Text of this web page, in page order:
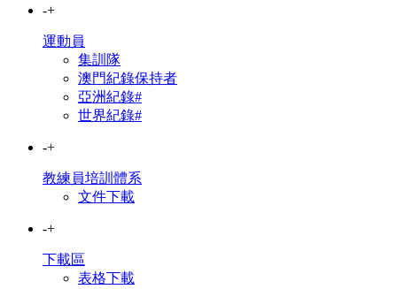
-+
運動員
集訓隊
澳門紀錄保持者
亞洲紀錄#
世界紀錄#
-+
教練員培訓體系
文件下載
-+
下載區
表格下載